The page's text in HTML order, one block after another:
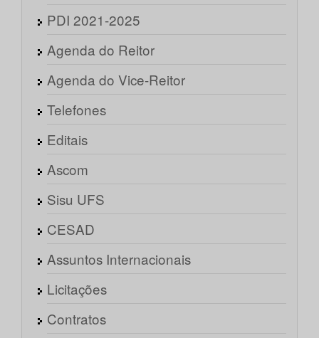
PDI 2021-2025
Agenda do Reitor
Agenda do Vice-Reitor
Telefones
Editais
Ascom
Sisu UFS
CESAD
Assuntos Internacionais
Licitações
Contratos